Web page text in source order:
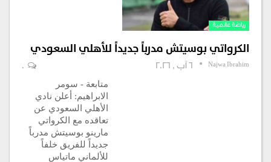
رياضة عالمية
الكرواتي بوسيتش مدرباً جديداً للأهلي السعودي
Najwa Ibrahim
0
متابعة - سومر
الابراهيم: أعلن نادي
الأهلي السعودي عن
تعاقده مع الكرواتي
مارينو بوسيتش مدرباً
جديداً للفريق خلفاً
للألماني ماتياس